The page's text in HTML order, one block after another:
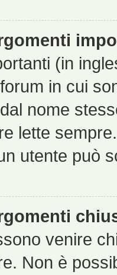
(in
in cui
nome
lette
utente può
venire
Non è